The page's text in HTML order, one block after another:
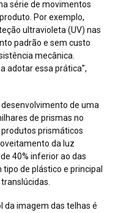
série de movimentos
Por exemplo,
ultravioleta (UV) nas
padrão e sem custo
mecânica.
adotar essa prática”,
de uma
de prismas no
produtos prismáticos
da luz
40% inferior ao das
de plástico e principal
da imagem das telhas é